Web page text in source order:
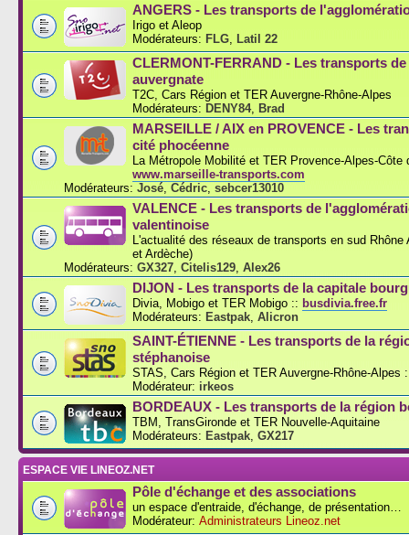
ANGERS - Les transports de
Irigo et Aleop
Modérateurs: FLG Latil 22
CLERMONT-FERRAND - Les transports
auvergnate
T2C, Cars Région et TER Auvergne-Rhône-Alpes
Modérateurs: DENY84, Brad
MARSEILLE / AIX en PROVENCE - Les
cité phocéenne
La Métropole Mobilité et TER Provence-Alpes-Côte
www.marseille-transports.com
Modérateurs: José Cédric sebcer13010
VALENCE - Les transports de
valentinoise
L'actualité des réseaux de transports en sud Rhône
et Ardèche)
Modérateurs: GX327 Citelis129 Alex26
DIJON - Les transports de la capitale
Divia, Mobigo et TER Mobigo :: busdivia.free.fr
Modérateurs: Eastpak Alicron
SAINT-ÉTIENNE - Les transports de la
stéphanoise
STAS, Cars Région et TER Auvergne-Rhône-Alpes
Modérateur: irkeos
BORDEAUX - Les transports de la région
TBM, TransGironde et TER Nouvelle-Aquitaine
Modérateurs: Eastpak GX217
ESPACE VIE LINEOZ.NET
Pôle d'échange et des associations
un espace d'entraide, d'échange, de présentation…
Modérateur: Administrateurs Lineoz.net